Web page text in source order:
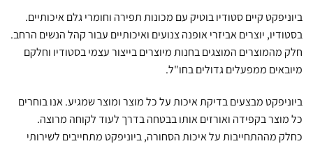
ביוניפקט קיים סטודיו בוטיק עם מכונות תפירה וחומרי גלם איכותיים.
בסטודיו, יוצרים אביזרי אופנה צנועים ואיכותיים עבור קהל הנשים הרחב.
חלק מהמוצרים המוצגים בחנות מיוצרים בייצור עצמי בסטודיו וחלקם
מיובאים ממפעלים גדולים בחו"ל.
ביוניפקט מבצעים בדיקת איכות על כל מוצר ומוצר שמגיע. אנו בוחרים
כל מוצר בקפידה ואורזים אותו בבטחה בדרך לעוד לקוחה מרוצה.
כחלק מההתחייבות על איכות הסחורה, ביוניפקט מתחייבים לשירותי